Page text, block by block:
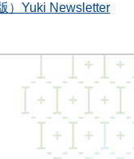
）Yuki Newsletter